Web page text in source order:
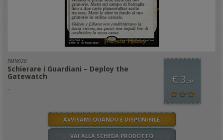
EMN020
Schierare i Guardiani – Deploy the
Gatewatch
..
€ 3,50
AVVISAMI QUANDO È DISPONIBILE
VAI ALLA SCHEDA PRODOTTO